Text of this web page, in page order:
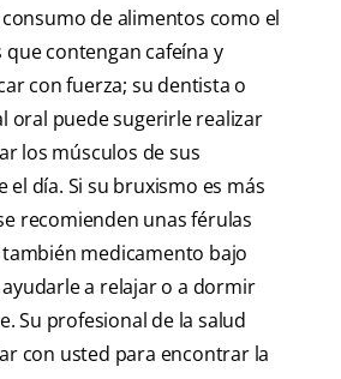
de alimentos como el
contengan cafeína y
con fuerza; su dentista o
oral puede sugerirle realizar
los músculos de sus
día. Si su bruxismo es más
recomienden unas férulas
medicamento bajo
a relajar o a dormir
Su profesional de la salud
con usted para encontrar la